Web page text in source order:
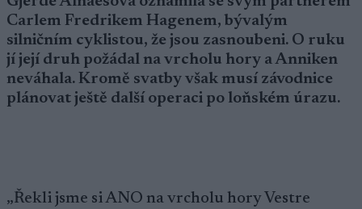
Carlem Fredrikem Hagenem, bývalým
silničním cyklistou, že jsou zasnoubeni. O ruku
jí její druh požádal na vrcholu hory a Anniken
neváhala. Kromě svatby však musí závodnice
plánovat ještě další operaci po loňském úrazu.
„Řekli jsme si ANO na vrcholu hory Vestre